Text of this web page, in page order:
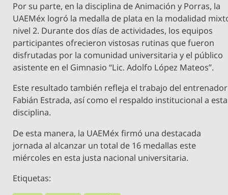
Por su parte, en la disciplina de Animación y Porras, la
UAEMéx logró la medalla de plata en la modalidad
nivel 2. Durante dos días de actividades, los equipos
participantes ofrecieron vistosas rutinas que fueron
disfrutadas por la comunidad universitaria y el público
asistente en el Gimnasio “Lic. Adolfo López Mateos”.
Este resultado también refleja el trabajo del entrenador
Fabián Estrada, así como el respaldo institucional a esta
disciplina.
De esta manera, la UAEMéx firmó una destacada
jornada al alcanzar un total de 16 medallas este
miércoles en esta justa nacional universitaria.
Etiquetas: